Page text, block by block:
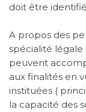
doit être
A propos des
spécialité légale
peuvent
aux finalités en
instituées (
la capacité des